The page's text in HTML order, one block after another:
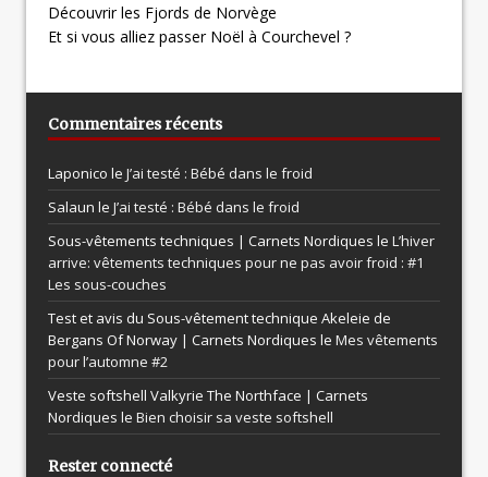
Découvrir les Fjords de Norvège
Et si vous alliez passer Noël à Courchevel ?
Commentaires récents
Laponico le J’ai testé : Bébé dans le froid
Salaun le J’ai testé : Bébé dans le froid
Sous-vêtements techniques | Carnets Nordiques le L’hiver
arrive: vêtements techniques pour ne pas avoir froid : #1
Les sous-couches
Test et avis du Sous-vêtement technique Akeleie de
Bergans Of Norway | Carnets Nordiques le Mes vêtements
pour l’automne #2
Veste softshell Valkyrie The Northface | Carnets
Nordiques le Bien choisir sa veste softshell
Rester connecté